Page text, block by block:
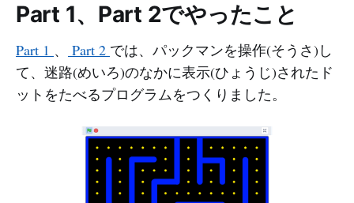
Part 1、Part 2でやったこと
Part 1 、 Part 2 では、パックマンを操作(そうさ)し
て、迷路(めいろ)のなかに表示(ひょうじ)されたド
ットをたべるプログラムをつくりました。